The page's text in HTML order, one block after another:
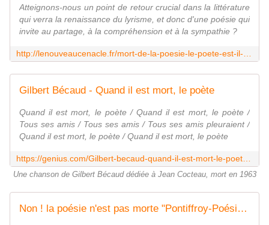
Atteignons-nous un point de retour crucial dans la littérature
qui verra la renaissance du lyrisme, et donc d'une poésie qui
invite au partage, à la compréhension et à la sympathie ?
Gilbert Bécaud - Quand il est mort, le poète
Quand il est mort, le poète / Quand il est mort, le poète /
Tous ses amis / Tous ses amis / Tous ses amis pleuraient /
Quand il est mort, le poète / Quand il est mort, le poète
Une chanson de Gilbert Bécaud dédiée à Jean Cocteau, mort en 1963
Non ! la poésie n'est pas morte "Pontiffroy-Poésie" a invité Charles Pennequin, poète performeur le 23 juin 2012 lien alainhelissen.overblog.com - Le blog de claire